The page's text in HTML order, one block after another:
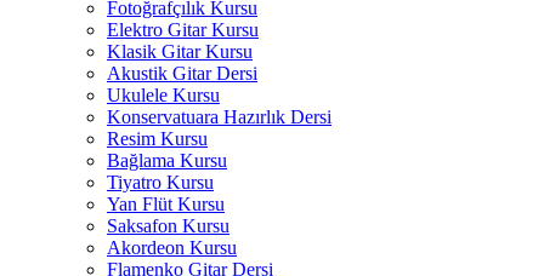
Fotoğrafçılık Kursu
Elektro Gitar Kursu
Klasik Gitar Kursu
Akustik Gitar Dersi
Ukulele Kursu
Konservatuara Hazırlık Dersi
Resim Kursu
Bağlama Kursu
Tiyatro Kursu
Yan Flüt Kursu
Saksafon Kursu
Akordeon Kursu
Flamenko Gitar Dersi